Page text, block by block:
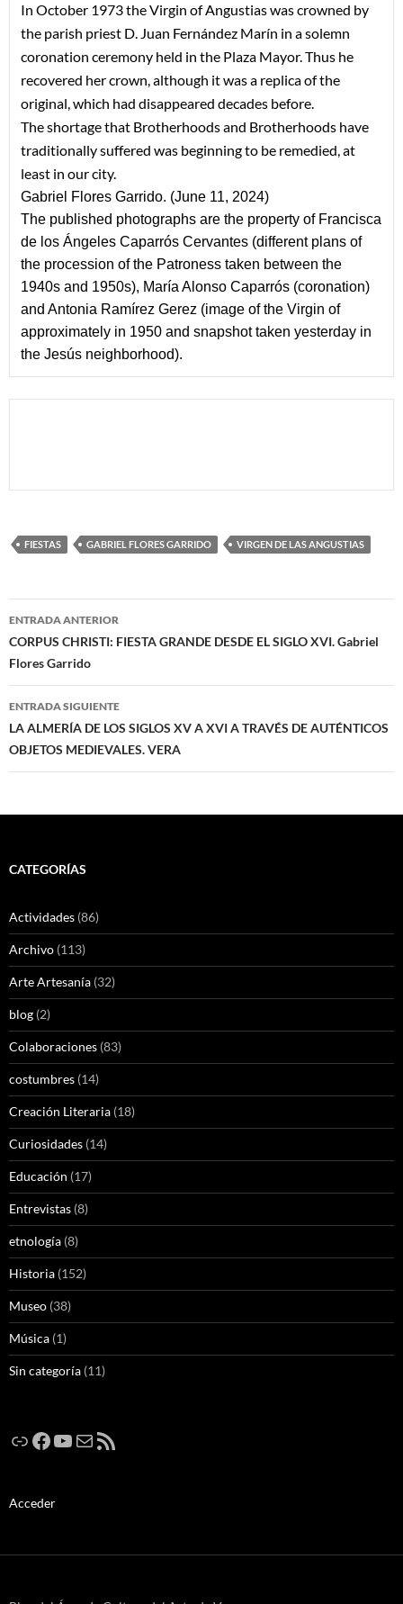
In October 1973 the Virgin of Angustias was crowned by
the parish priest D. Juan Fernández Marín in a solemn
coronation ceremony held in the Plaza Mayor. Thus he
recovered her crown, although it was a replica of the
original, which had disappeared decades before.
The shortage that Brotherhoods and Brotherhoods have
traditionally suffered was beginning to be remedied, at
least in our city.
Gabriel Flores Garrido. (June 11, 2024)
The published photographs are the property of Francisca
de los Ángeles Caparrós Cervantes (different plans of
the procession of the Patroness taken between the
1940s and 1950s), María Alonso Caparrós (coronation)
and Antonia Ramírez Gerez (image of the Virgin of
approximately in 1950 and snapshot taken yesterday in
the Jesús neighborhood).
FIESTAS GABRIEL FLORES GARRIDO VIRGEN DE LAS ANGUSTIAS
Navegación
de
entradas
ENTRADA ANTERIOR
CORPUS CHRISTI: FIESTA GRANDE DESDE EL SIGLO XVI. Gabriel
Flores Garrido
ENTRADA SIGUIENTE
LA ALMERÍA DE LOS SIGLOS XV A XVI A TRAVÉS DE AUTÉNTICOS
OBJETOS MEDIEVALES. VERA
CATEGORÍAS
Actividades (86)
Archivo (113)
Arte Artesanía (32)
blog (2)
Colaboraciones (83)
costumbres (14)
Creación Literaria (18)
Curiosidades (14)
Educación (17)
Entrevistas (8)
etnología (8)
Historia (152)
Museo (38)
Música (1)
Sin categoría (11)
Enlace
Facebook
YouTube
Correo electrónico
Feed RSS
Acceder